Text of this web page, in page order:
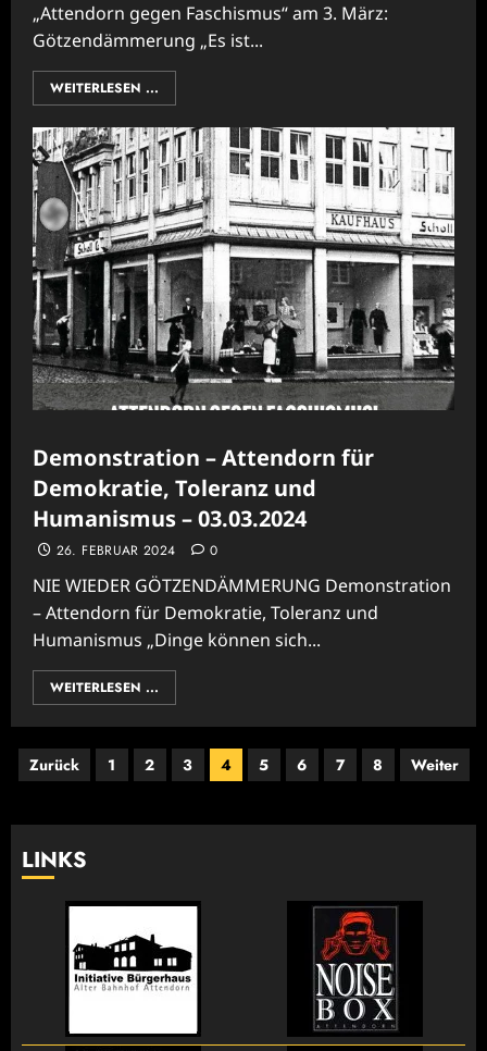
„Attendorn gegen Faschismus“ am 3. März:
Götzendämmerung „Es ist...
WEITERLESEN ...
Demonstration – Attendorn für
Demokratie, Toleranz und
Humanismus – 03.03.2024
26. FEBRUAR 2024 0
NIE WIEDER GÖTZENDÄMMERUNG Demonstration
– Attendorn für Demokratie, Toleranz und
Humanismus „Dinge können sich...
WEITERLESEN ...
Seitennummerierung
Beiträge
Zurück 1 2 3 4 5 6 7 8 Weiter
LINKS